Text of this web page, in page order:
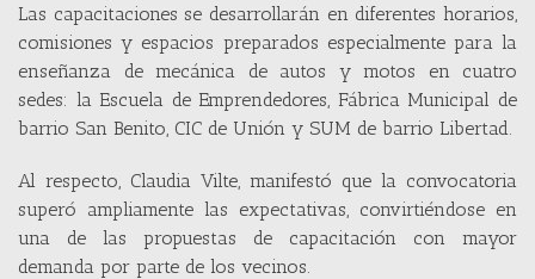
Las capacitaciones se desarrollarán en diferentes horarios,
comisiones y espacios preparados especialmente para la
enseñanza de mecánica de autos y motos en cuatro
sedes: la Escuela de Emprendedores, Fábrica Municipal de
barrio San Benito, CIC de Unión y SUM de barrio Libertad.
Al respecto, Claudia Vilte, manifestó que la convocatoria
superó ampliamente las expectativas, convirtiéndose en
una de las propuestas de capacitación con mayor
demanda por parte de los vecinos.